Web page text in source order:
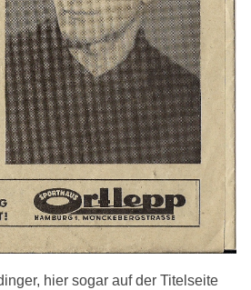
hier sogar auf der Titelseite